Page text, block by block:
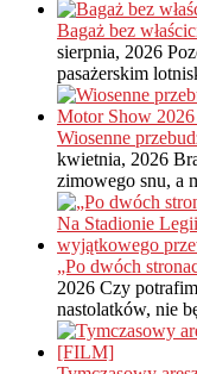
Bagaż bez
sierpnia, 2026
pasażerskim
Wiosenne
kwietnia, 2026
zimowego snu, a
„Po dwóch
2026 Czy
nastolatków, nie